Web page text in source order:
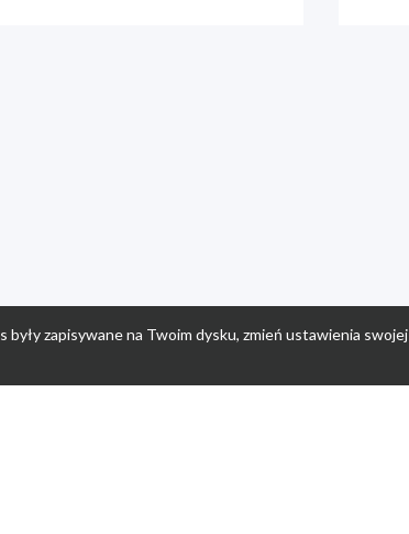
zapisywane na Twoim dysku, zmień ustawienia swojej